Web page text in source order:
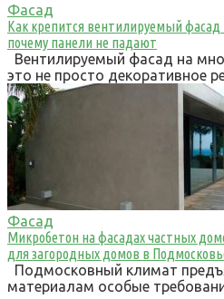
Фасад
Как крепится вентилируемый
почему панели не падают
Вентилируемый фасад на
это не просто декоративное
Фасад
Микробетон на фасадах частных
для загородных домов в
Подмосковный климат
материалам особые